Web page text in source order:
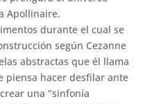
Apollinaire.
durante el cual se
según Cezanne
abstractas que él llama
piensa hacer desfilar ante
una ‘’sinfonía